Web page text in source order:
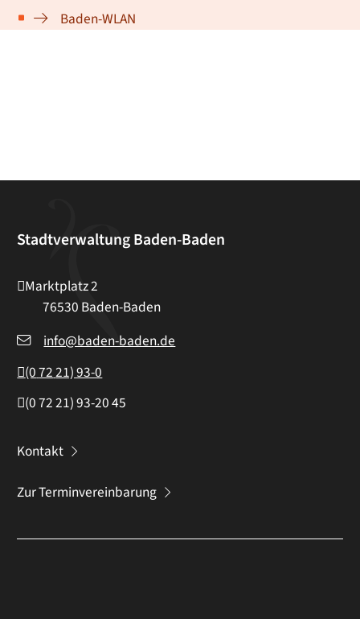
Baden-WLAN
Stadtverwaltung Baden-Baden
Marktplatz 2
76530 Baden-Baden
info@baden-baden.de
(07221) 93-0
(07221) 93-2045
Kontakt
Zur Terminvereinbarung